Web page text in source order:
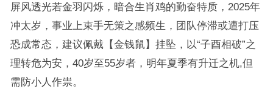
屏风透光若金羽闪烁，暗合生肖鸡的勤奋特质，2025年
冲太岁，事业上束手无策之感频生，团队停滞或遭打压
恐成常态，建议佩戴【金钱鼠】挂坠，以“子酉相破”之
理转危为安，40岁至55岁者，明年夏季有升迁之机,但
需防小人作祟。